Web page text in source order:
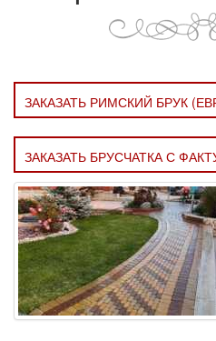
ЗАКАЗАТЬ РИМСКИЙ БРУК
ЗАКАЗАТЬ БРУСЧАТКА С